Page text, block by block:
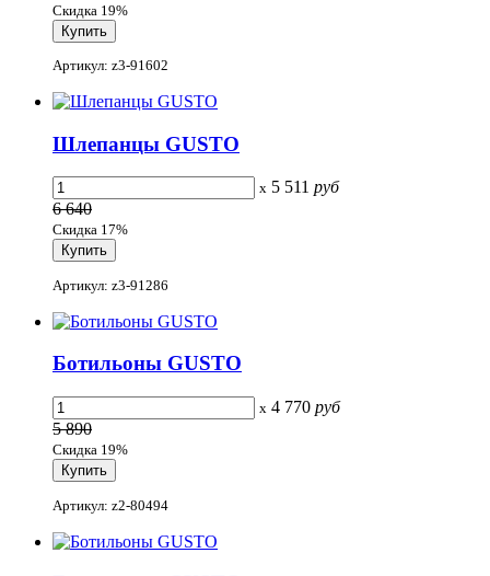
Скидка 19%
Артикул: z3-91602
Шлепанцы GUSTO
x 5 511 руб
6 640
Скидка 17%
Артикул: z3-91286
Ботильоны GUSTO
x 4 770 руб
5 890
Скидка 19%
Артикул: z2-80494